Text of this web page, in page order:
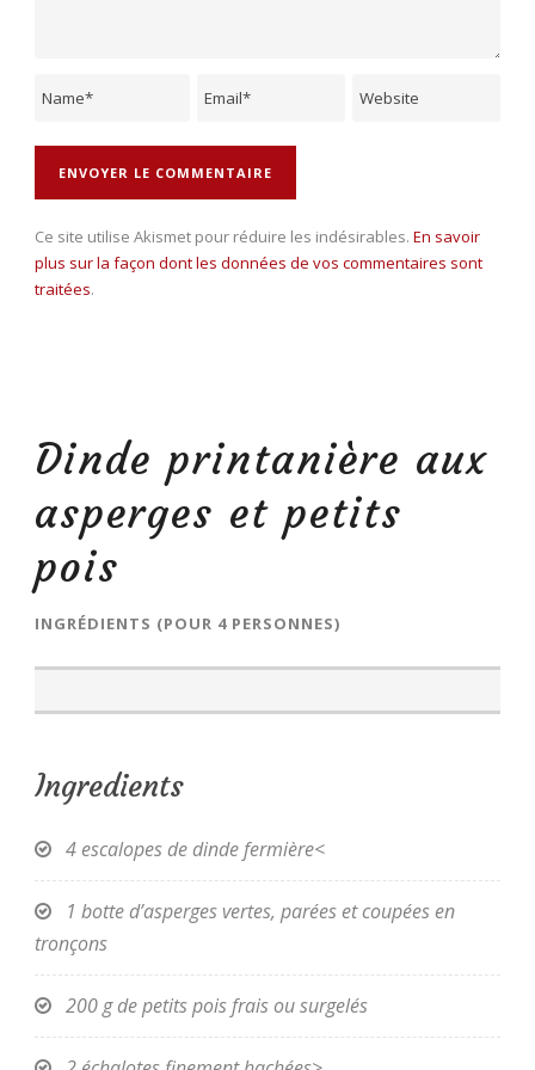
Ce site utilise Akismet pour réduire les indésirables. En savoir
plus sur la façon dont les données de vos commentaires sont
traitées.
Dinde printanière aux
asperges et petits
pois
INGRÉDIENTS (POUR 4 PERSONNES)
Ingredients
4 escalopes de dinde fermière<
1 botte d’asperges vertes, parées et coupées en
tronçons
200 g de petits pois frais ou surgelés